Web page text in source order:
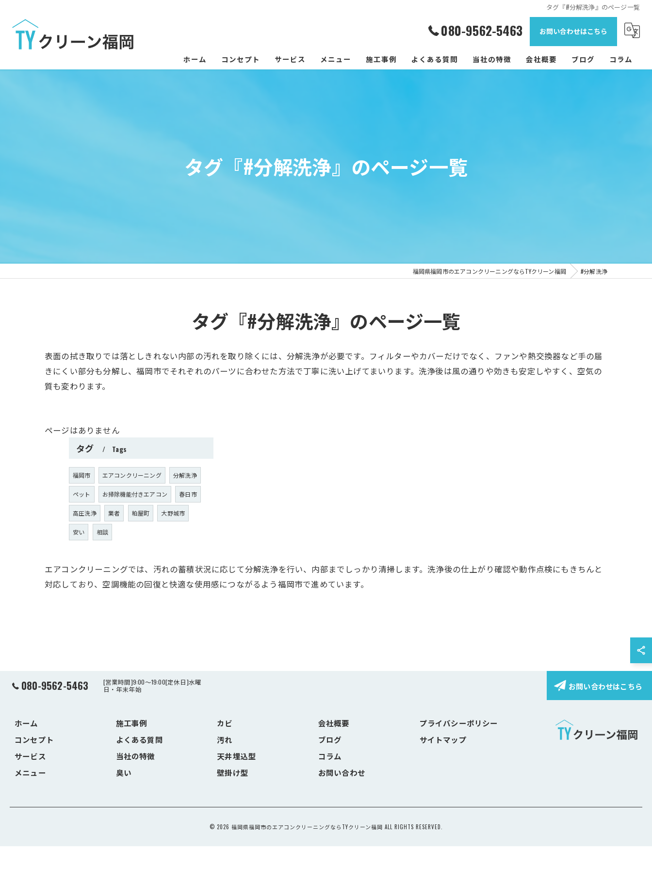
タグ『#分解洗浄』のページ一覧
080-9562-5463 お問い合わせはこちら
ホーム コンセプト サービス メニュー 施工事例 よくある質問 当社の特徴 会社概要 ブログ コラム
タグ『#分解洗浄』のページ一覧
福岡県福岡市のエアコンクリーニングならTYクリーン福岡 #分解洗浄
タグ『#分解洗浄』のページ一覧
表面の拭き取りでは落としきれない内部の汚れを取り除くには、分解洗浄が必要です。フィルターやカバーだけでなく、ファンや熱交換器など手の届
きにくい部分も分解し、福岡市でそれぞれのパーツに合わせた方法で丁寧に洗い上げてまいります。洗浄後は風の通りや効きも安定しやすく、空気の
質も変わります。
ページはありません
タグ Tags
福岡市 エアコンクリーニング 分解洗浄
ペット お掃除機能付きエアコン 春日市
高圧洗浄 業者 粕屋町 大野城市
安い 相談
エアコンクリーニングでは、汚れの蓄積状況に応じて分解洗浄を行い、内部までしっかり清掃します。洗浄後の仕上がり確認や動作点検にもきちんと
対応しており、空調機能の回復と快適な使用感につながるよう福岡市で進めています。
080-9562-5463 [営業時間]9:00～19:00[定休日]水曜
日・年末年始 お問い合わせはこちら
ホーム
コンセプト
サービス
メニュー
施工事例
よくある質問
当社の特徴
臭い
カビ
汚れ
天井埋込型
壁掛け型
会社概要
ブログ
コラム
お問い合わせ
プライバシーポリシー
サイトマップ
© 2026 福岡県福岡市のエアコンクリーニングならTYクリーン福岡 ALL RIGHTS RESERVED.